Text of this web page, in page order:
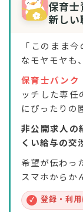
保育士
新しい
「このまま
なモヤモヤも、
保育士バンク
ッチした専任
にぴったりの
非公開求人の
くい給与の交
希望が伝わっ
スマホからか
✓ 登録・利